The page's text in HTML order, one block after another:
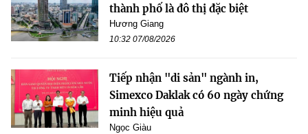
thành phố là đô thị đặc biệt
Hương Giang
10:32 07/08/2026
Tiếp nhận "di sản" ngành in,
Simexco Daklak có 60 ngày chứng
minh hiệu quả
Ngọc Giàu